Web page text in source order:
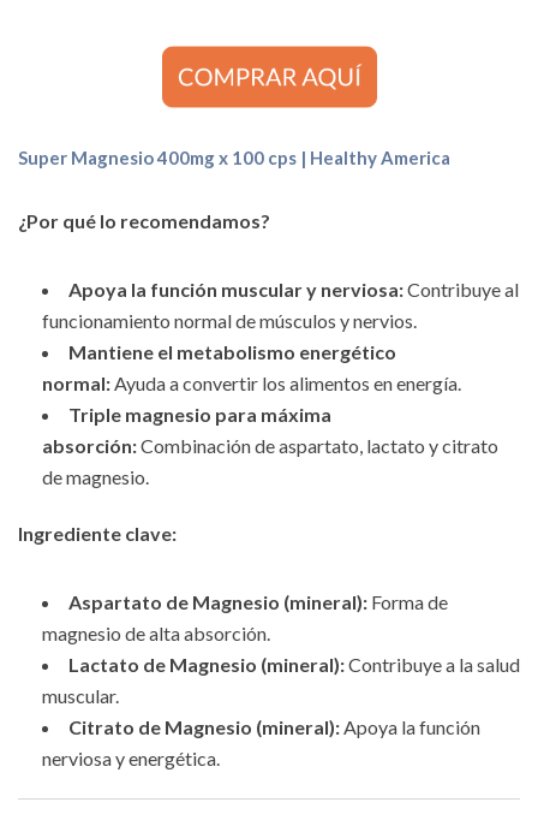
Super Magnesio 400mg x 100 cps | Healthy America
¿Por qué lo recomendamos?
Apoya la función muscular y nerviosa:Contribuye al
funcionamiento normal de músculos y nervios.
Mantiene el metabolismo energético
normal:Ayuda a convertir los alimentos en energía.
Triple magnesio para máxima
absorción:Combinación de aspartato, lactato y citrato
de magnesio.
Ingrediente clave:
Aspartato de Magnesio (mineral): Forma de
magnesio de alta absorción.
Lactato de Magnesio (mineral):Contribuye a la salud
muscular.
Citrato de Magnesio (mineral):Apoya la función
nerviosa y energética.